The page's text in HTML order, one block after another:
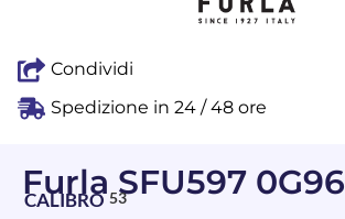
Condividi
Spedizione in 24 / 48 ore
Furla SFU597 0G96
CALIBRO 53